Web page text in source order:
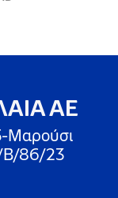
ΑΕ
Μαρούσι
Β/86/23